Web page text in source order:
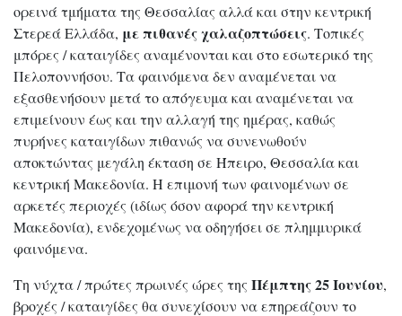
ορεινά τμήματα της Θεσσαλίας αλλά και στην κεντρική
Στερεά Ελλάδα, με πιθανές χαλαζοπτώσεις. Τοπικές
μπόρες / καταιγίδες αναμένονται και στο εσωτερικό της
Πελοποννήσου. Τα φαινόμενα δεν αναμένεται να
εξασθενήσουν μετά το απόγευμα και αναμένεται να
επιμείνουν έως και την αλλαγή της ημέρας, καθώς
πυρήνες καταιγίδων πιθανώς να συνενωθούν
αποκτώντας μεγάλη έκταση σε Ήπειρο, Θεσσαλία και
κεντρική Μακεδονία. Η επιμονή των φαινομένων σε
αρκετές περιοχές (ιδίως όσον αφορά την κεντρική
Μακεδονία), ενδεχομένως να οδηγήσει σε πλημμυρικά
φαινόμενα.
Τη νύχτα / πρώτες πρωινές ώρες της Πέμπτης 25 Ιουνίου,
βροχές / καταιγίδες θα συνεχίσουν να επηρεάζουν το